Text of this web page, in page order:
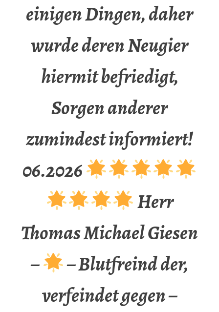
einigen Dingen, daher
wurde deren Neugier
hiermit befriedigt,
Sorgen anderer
zumindest informiert!
06.2026
Herr
Thomas Michael Giesen
–
– Blutfreind der,
verfeindet gegen –